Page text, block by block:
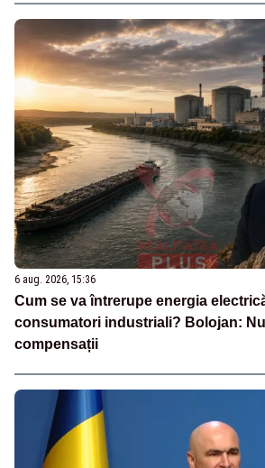
6 aug. 2026, 15:36
Cum se va întrerupe energia
consumatori industriali? Bolojan:
compensații